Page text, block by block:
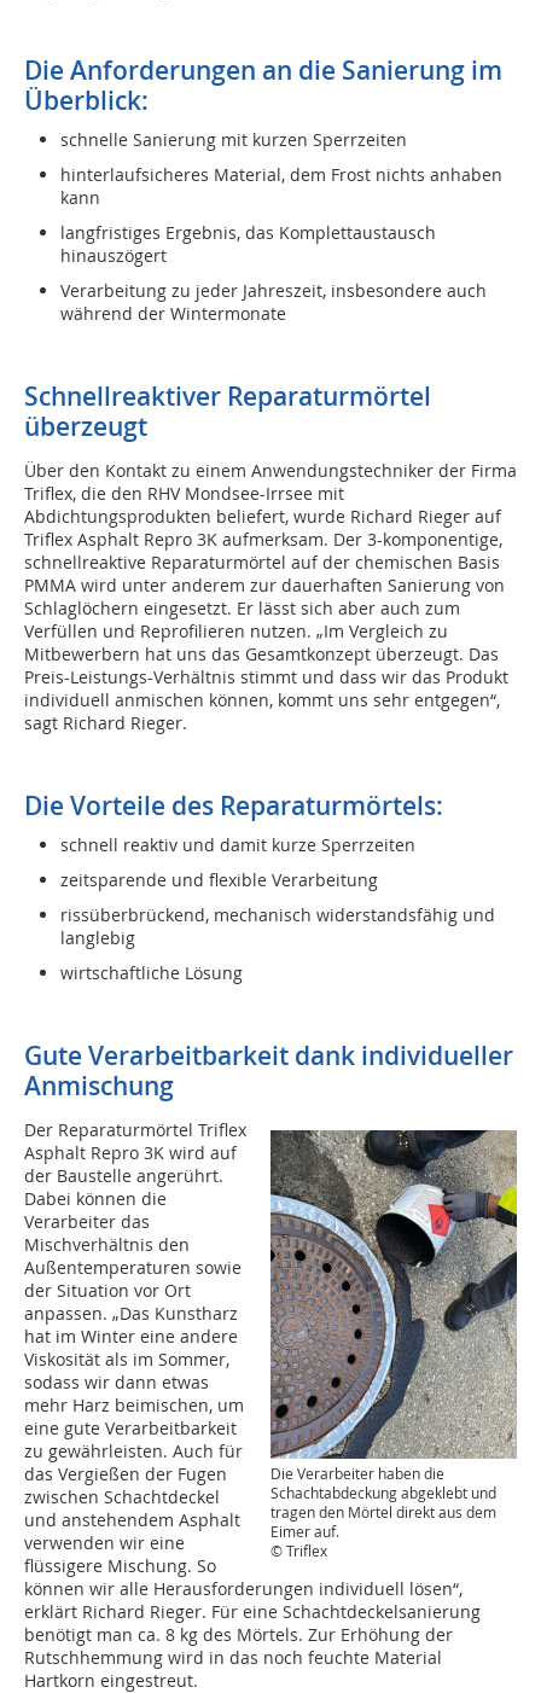
Die Anforderungen an die Sanierung im
Überblick:
schnelle Sanierung mit kurzen Sperrzeiten
hinterlaufsicheres Material, dem Frost nichts anhaben
kann
langfristiges Ergebnis, das Komplettaustausch
hinauszögert
Verarbeitung zu jeder Jahreszeit, insbesondere auch
während der Wintermonate
Schnellreaktiver Reparaturmörtel
überzeugt
Über den Kontakt zu einem Anwendungstechniker der Firma
Triflex, die den RHV Mondsee-Irrsee mit
Abdichtungsprodukten beliefert, wurde Richard Rieger auf
Triflex Asphalt Repro 3K aufmerksam. Der 3-komponentige,
schnellreaktive Reparaturmörtel auf der chemischen Basis
PMMA wird unter anderem zur dauerhaften Sanierung von
Schlaglöchern eingesetzt. Er lässt sich aber auch zum
Verfüllen und Reprofilieren nutzen. „Im Vergleich zu
Mitbewerbern hat uns das Gesamtkonzept überzeugt. Das
Preis-Leistungs-Verhältnis stimmt und dass wir das Produkt
individuell anmischen können, kommt uns sehr entgegen“,
sagt Richard Rieger.
Die Vorteile des Reparaturmörtels:
schnell reaktiv und damit kurze Sperrzeiten
zeitsparende und flexible Verarbeitung
rissüberbrückend, mechanisch widerstandsfähig und
langlebig
wirtschaftliche Lösung
Gute Verarbeitbarkeit dank individueller
Anmischung
Die Verarbeiter haben die
Schachtabdeckung abgeklebt und
tragen den Mörtel direkt aus dem
Eimer auf.
© Triflex
Der Reparaturmörtel Triflex
Asphalt Repro 3K wird auf
der Baustelle angerührt.
Dabei können die
Verarbeiter das
Mischverhältnis den
Außentemperaturen sowie
der Situation vor Ort
anpassen. „Das Kunstharz
hat im Winter eine andere
Viskosität als im Sommer,
sodass wir dann etwas
mehr Harz beimischen, um
eine gute Verarbeitbarkeit
zu gewährleisten. Auch für
das Vergießen der Fugen
zwischen Schachtdeckel
und anstehendem Asphalt
verwenden wir eine
flüssigere Mischung. So
können wir alle Herausforderungen individuell lösen“,
erklärt Richard Rieger. Für eine Schachtdeckelsanierung
benötigt man ca. 8 kg des Mörtels. Zur Erhöhung der
Rutschhemmung wird in das noch feuchte Material
Hartkorn eingestreut.